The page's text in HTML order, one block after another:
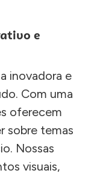
e
inovadora e
Com uma
oferecem
sobre temas
Nossas
visuais,